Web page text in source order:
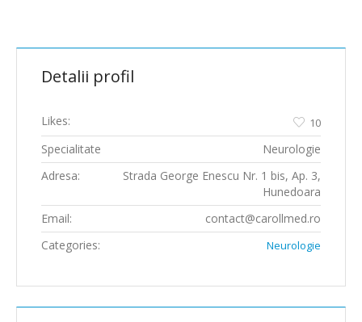
Detalii profil
Likes: 10
Specialitate
Neurologie
Adresa:
Strada George Enescu Nr. 1 bis, Ap. 3,
Hunedoara
Email:
contact@carollmed.ro
Categories:
Neurologie